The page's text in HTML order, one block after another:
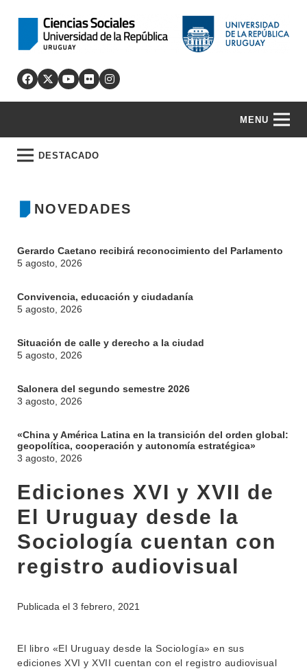
MENU
DEPARTAMENTOS
DESTACADO
EVA FCS
NOVEDADES
Gerardo Caetano recibirá reconocimiento del Parlamento
5 agosto, 2026
Convivencia, educación y ciudadanía
5 agosto, 2026
Situación de calle y derecho a la ciudad
5 agosto, 2026
Salonera del segundo semestre 2026
3 agosto, 2026
«China y América Latina en la transición del orden global:
geopolítica, cooperación y autonomía estratégica»
3 agosto, 2026
Ediciones XVI y XVII de
El Uruguay desde la
Sociología cuentan con
registro audiovisual
Publicada el 3 febrero, 2021
El libro «El Uruguay desde la Sociología» en sus
ediciones XVI y XVII cuentan con el registro audiovisual